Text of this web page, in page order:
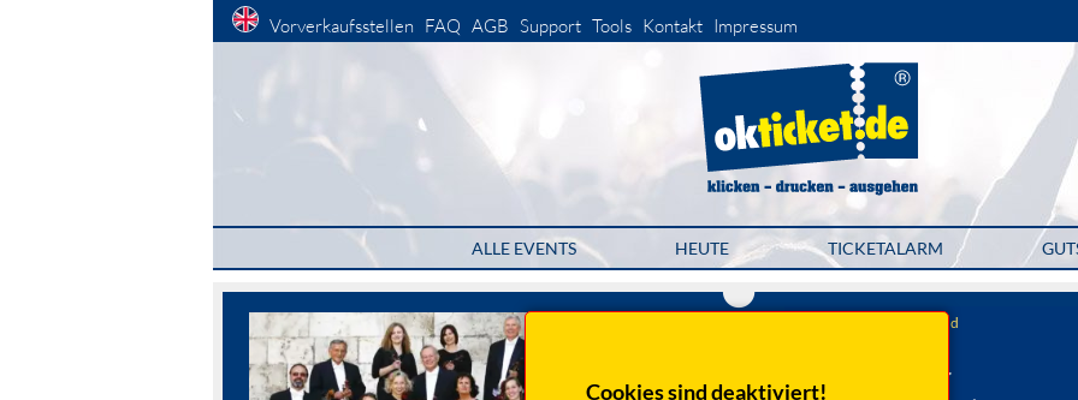
Vorverkaufsstellen FAQ AGB Support Tools Kontakt Impressum
ALLE EVENTS HEUTE TICKETALARM
Cookies sind deaktiviert!
KulturAgentur Alex Bolland
Regensburger